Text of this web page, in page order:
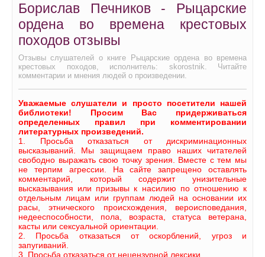
Борислав Печников - Рыцарские
ордена во времена крестовых
походов отзывы
Отзывы слушателей о книге Рыцарские ордена во времена
крестовых походов, исполнитель: skorostnik. Читайте
комментарии и мнения людей о произведении.
Уважаемые слушатели и просто посетители нашей
библиотеки! Просим Вас придерживаться
определенных правил при комментировании
литературных произведений.
1. Просьба отказаться от дискриминационных
высказываний. Мы защищаем право наших читателей
свободно выражать свою точку зрения. Вместе с тем мы
не терпим агрессии. На сайте запрещено оставлять
комментарий, который содержит унизительные
высказывания или призывы к насилию по отношению к
отдельным лицам или группам людей на основании их
расы, этнического происхождения, вероисповедания,
недееспособности, пола, возраста, статуса ветерана,
касты или сексуальной ориентации.
2. Просьба отказаться от оскорблений, угроз и
запугиваний.
3. Просьба отказаться от нецензурной лексики.